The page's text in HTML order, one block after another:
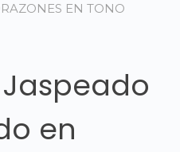
EN TONO
en